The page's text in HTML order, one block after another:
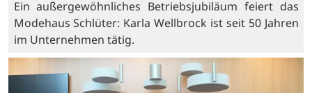
Ein außergewöhnliches Betriebsjubiläum feiert das
Modehaus Schlüter: Karla Wellbrock ist seit 50 Jahren
im Unternehmen tätig.